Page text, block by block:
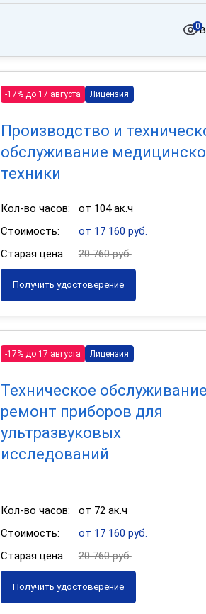
0
-17% до 17 августа Лицензия
Производство и
обслуживание
техники
Кол-во часов:
от 104 ак.ч
Стоимость:
от 17 160 руб.
Старая цена:
20 760 руб.
Получить удостоверение
-17% до 17 августа Лицензия
Техническое
ремонт приборов для
ультразвуковых
исследований
Кол-во часов:
от 72 ак.ч
Стоимость:
от 17 160 руб.
Старая цена:
20 760 руб.
Получить удостоверение